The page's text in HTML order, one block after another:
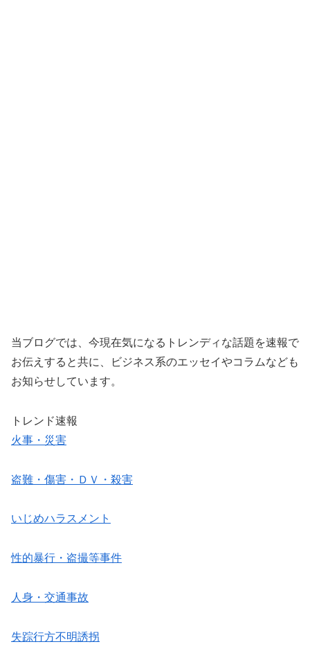
当ブログでは、今現在気になるトレンディな話題を速報で
お伝えすると共に、ビジネス系のエッセイやコラムなども
お知らせしています。
トレンド速報
火事・災害
盗難・傷害・ＤＶ・殺害
いじめハラスメント
性的暴行・盗撮等事件
人身・交通事故
失踪行方不明誘拐